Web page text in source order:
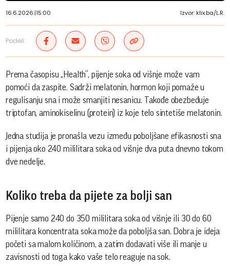
16.6.2026.|15:00 Izvor: klix.ba/L.R.
Podeli:
Prema časopisu „Health“, pijenje soka od višnje može vam
pomoći da zaspite. Sadrži melatonin, hormon koji pomaže u
regulisanju sna i može smanjiti nesanicu. Takođe obezbeđuje
triptofan, aminokiselinu (protein) iz koje telo sintetiše melatonin.
Jedna studija je pronašla vezu između poboljšane efikasnosti sna
i pijenja oko 240 mililitara soka od višnje dva puta dnevno tokom
dve nedelje.
Koliko treba da pijete za bolji san
Pijenje samo 240 do 350 mililitara soka od višnje ili 30 do 60
mililitara koncentrata soka može da poboljša san. Dobra je ideja
početi sa malom količinom, a zatim dodavati više ili manje u
zavisnosti od toga kako vaše telo reaguje na sok.